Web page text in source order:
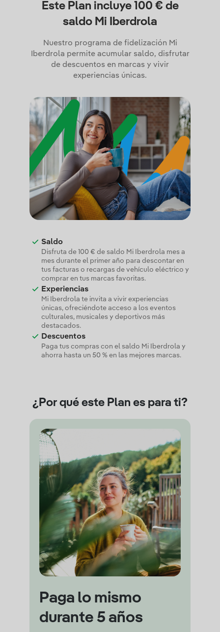
Este Plan incluye 100 € de
saldo Mi Iberdrola
Nuestro programa de fidelización Mi
Iberdrola permite acumular saldo, disfrutar
de descuentos en marcas y vivir
experiencias únicas.
Saldo
Disfruta de 100 € de saldo Mi Iberdrola mes a
mes durante el primer año para descontar en
tus facturas o recargas de vehículo eléctrico y
comprar en tus marcas favoritas.
Experiencias
Mi Iberdrola te invita a vivir experiencias
únicas, ofreciéndote acceso a los eventos
culturales, musicales y deportivos más
destacados.
Descuentos
Paga tus compras con el saldo Mi Iberdrola y
ahorra hasta un 50 % en las mejores marcas.
¿Por qué este Plan es para ti?
Paga lo mismo
durante 5 años